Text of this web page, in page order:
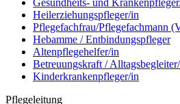
Heilerziehungspfleger/in
Pflegefachfrau/Pflegefachmann
Hebamme / Entbindungspfleger
Altenpflegehelfer/in
Betreuungskraft /
Kinderkrankenpfleger/in
Pflegeleitung